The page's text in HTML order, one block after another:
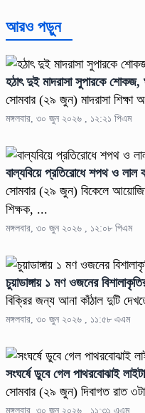
আরও পড়ুন
হঠাৎ দুই মাদরাসা সুপারকে শোকজ,
সোমবার (২৯ জুন) মাদরাসা শিক্ষা
মঙ্গলবার, ৩০ জুন ২০২৬ , ১২:২১ পিএম
বাল্যবিয়ে প্রতিরোধে শপথ ও লাল
সোমবার (২৯ জুন) বিকেলে আয়োজিত
শিক্ষক, ...
মঙ্গলবার, ৩০ জুন ২০২৬ , ১২:০৮ পিএম
চুয়াডাঙ্গায় ১ মণ ওজনের
বিক্রির জন্য আনা কাঁঠাল দুটি
মঙ্গলবার, ৩০ জুন ২০২৬ , ১১:৫৮ এএম
সংঘর্ষে ডুবে গেল পাথরবোঝাই
সোমবার (২৯ জুন) দিবাগত রাত
মঙ্গলবার, ৩০ জুন ২০২৬ , ১১:৩১ এএম